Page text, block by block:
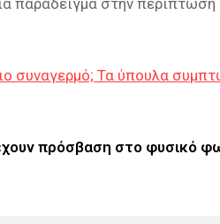
συναγερμό; Τα ύπουλα
πρόσβαση στο φυσικό